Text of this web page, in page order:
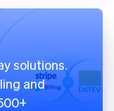
solutions.
and